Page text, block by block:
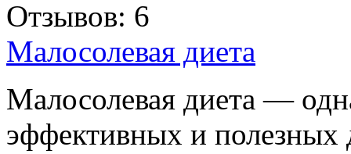
Отзывов: 6
Малосолевая диета
Малосолевая диета —
эффективных и полезных